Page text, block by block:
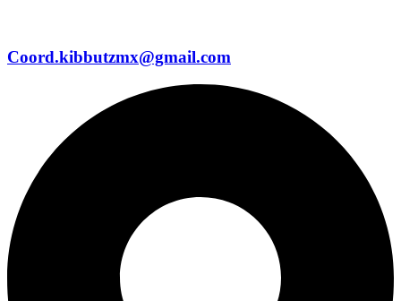
Coord.kibbutzmx@gmail.com